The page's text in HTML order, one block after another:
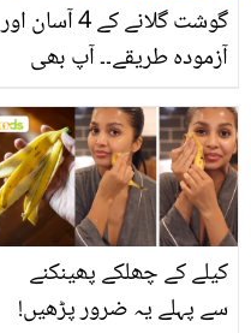
گوشت گلانے کے 4 آسان اور
آزمودہ طریقے۔۔ آپ بھی
بتائے راز
کیلے کے چھلکے پھینکنے
سے پہلے یہ ضرور پڑھیں!